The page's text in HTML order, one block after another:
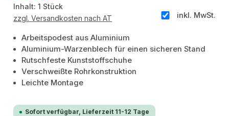
Inhalt:1 Stück
inkl. MwSt.
zzgl. Versandkosten nach AT
Arbeitspodest aus Aluminium
Aluminium-Warzenblech für einen sicheren Stand
Rutschfeste Kunststoffschuhe
Verschweißte Rohrkonstruktion
Leichte Montage
Sofort verfügbar, Lieferzeit 11-12 Tage